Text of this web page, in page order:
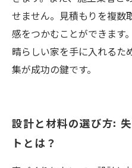
せません。見積もりを複数
感をつかむことができます
晴らしい家を手に入れるた
集が成功の鍵です。
設計と材料の選び方:
トとは？